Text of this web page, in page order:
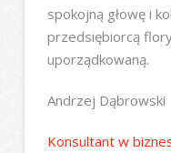
spokojną głowę i
przedsiębiorcą
uporządkowaną.
Andrzej Dąbrowski
Konsultant w